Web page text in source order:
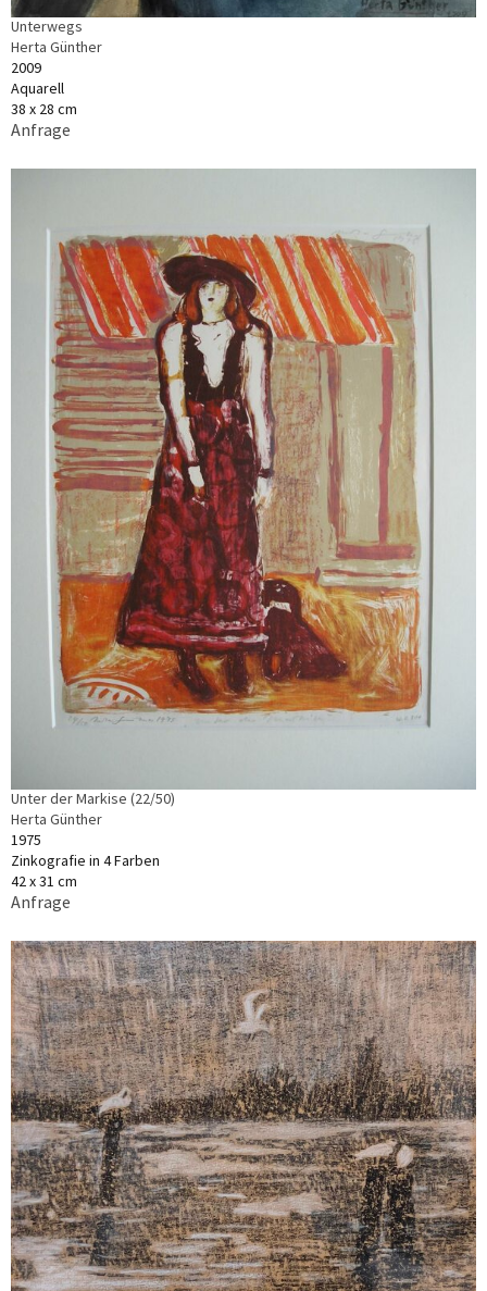
Unterwegs
Herta Günther
2009
Aquarell
38 x 28 cm
Anfrage
Unter der Markise (22/50)
Herta Günther
1975
Zinkografie in 4 Farben
42 x 31 cm
Anfrage